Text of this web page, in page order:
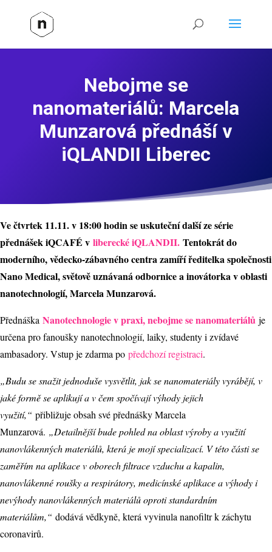
Nebojme se
nanomateriálů: Marcela
Munzarová přednáší v
iQLANDII Liberec
Ve čtvrtek 11.11. v 18:00 hodin se uskuteční další ze série
přednášek iQCAFÉ v liberecké iQLANDII. Tentokrát do
moderního, vědecko-zábavného centra zamíří ředitelka společnosti
Nano Medical, světově uznávaná odbornice a inovátorka v oblasti
nanotechnologií, Marcela Munzarová.
Přednáška Nanotechnologie v praxi, nebojme se nanomateriálů je
určena pro fanoušky nanotechnologií, laiky, studenty i zvídavé
ambasadory. Vstup je zdarma po předchozí registraci.
„Budu se snažit jednoduše vysvětlit, jak se nanomateriály vyrábějí, v
jaké formě se aplikují a v čem spočívají výhody jejich
využití,“ přibližuje obsah své přednášky Marcela
Munzarová. „Detailnější bude pohled na oblast výroby a využití
nanovlákenných materiálů, která je mojí specializací. V této části se
zaměřím na aplikace v oborech filtrace vzduchu a kapalin,
nanovlákenné roušky a respirátory, medicínské aplikace a výhody i
nevýhody nanovlákenných materiálů oproti standardním
materiálům,“ dodává vědkyně, která vyvinula nanofiltr k záchytu
coronavirů.